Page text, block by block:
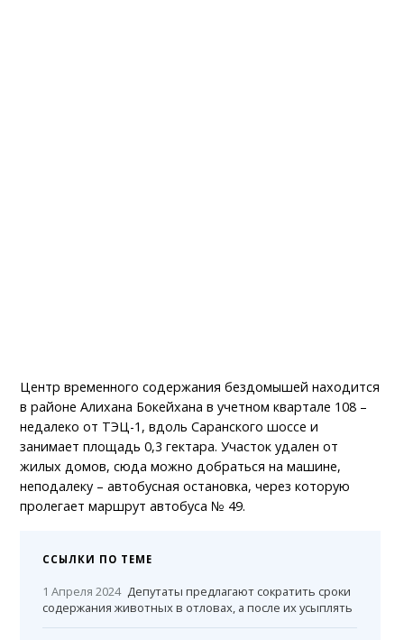
Центр временного содержания бездомышей находится
в районе Алихана Бокейхана в учетном квартале 108 –
недалеко от ТЭЦ-1, вдоль Саранского шоссе и
занимает площадь 0,3 гектара. Участок удален от
жилых домов, сюда можно добраться на машине,
неподалеку – автобусная остановка, через которую
пролегает маршрут автобуса № 49.
ССЫЛКИ ПО ТЕМЕ
1 Апреля 2024 Депутаты предлагают сократить сроки
содержания животных в отловах, а после их усыплять